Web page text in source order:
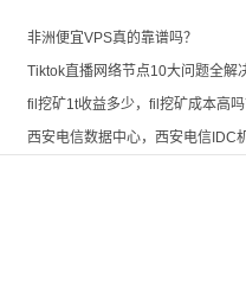
非洲便宜VPS真的靠谱吗？
Tiktok直播网络节点10大问题全解
fil挖矿1t收益多少，fil挖矿成本高吗
西安电信数据中心，西安电信IDC